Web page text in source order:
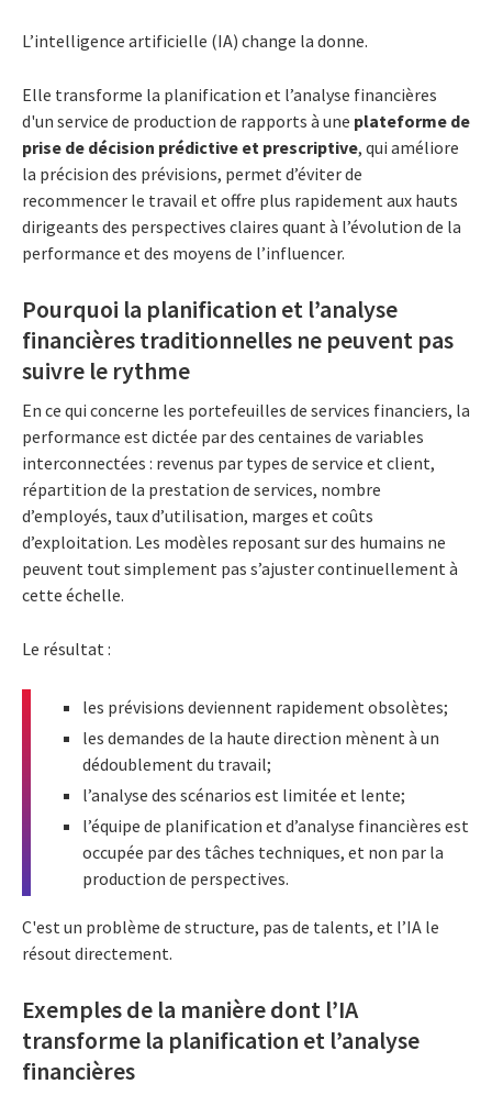
L’intelligence artificielle (IA) change la donne.
Elle transforme la planification et l’analyse financières
d'un service de production de rapports à une plateforme de
prise de décision prédictive et prescriptive, qui améliore
la précision des prévisions, permet d’éviter de
recommencer le travail et offre plus rapidement aux hauts
dirigeants des perspectives claires quant à l’évolution de la
performance et des moyens de l’influencer.
Pourquoi la planification et l’analyse
financières traditionnelles ne peuvent pas
suivre le rythme
En ce qui concerne les portefeuilles de services financiers, la
performance est dictée par des centaines de variables
interconnectées : revenus par types de service et client,
répartition de la prestation de services, nombre
d’employés, taux d’utilisation, marges et coûts
d’exploitation. Les modèles reposant sur des humains ne
peuvent tout simplement pas s’ajuster continuellement à
cette échelle.
Le résultat :
les prévisions deviennent rapidement obsolètes;
les demandes de la haute direction mènent à un
dédoublement du travail;
l’analyse des scénarios est limitée et lente;
l’équipe de planification et d’analyse financières est
occupée par des tâches techniques, et non par la
production de perspectives.
C'est un problème de structure, pas de talents, et l’IA le
résout directement.
Exemples de la manière dont l’IA
transforme la planification et l’analyse
financières